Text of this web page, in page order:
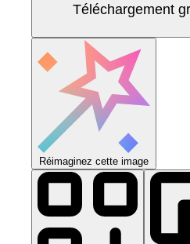
Téléchargement
Réimaginez cette image